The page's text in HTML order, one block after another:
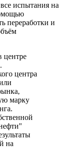
испытания на
переработки и
центре
центра
марку
на